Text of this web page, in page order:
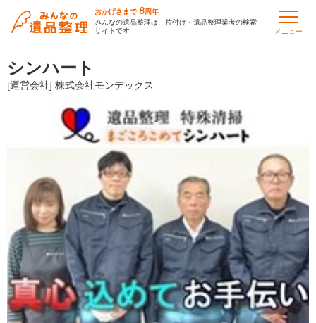
おかげさまで 8周年
みんなの遺品整理は、片付け・遺品整理業者の検索
サイトです
メニュー
シンハート
[運営会社] 株式会社モンデックス